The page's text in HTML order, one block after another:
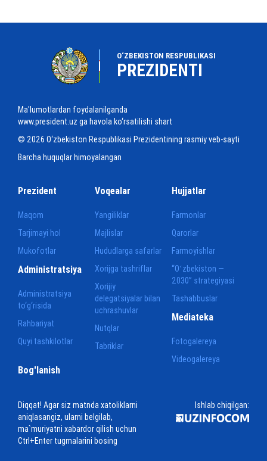
O‘ZBEKISTON RESPUBLIKASI
PREZIDENTI
Ma'lumotlardan foydalanilganda
www.president.uz ga havola ko‘rsatilishi shart
© 2026 O‘zbekiston Respublikasi Prezidentining rasmiy veb-sayti
Barcha huquqlar himoyalangan
Prezident
Maqom
Tarjimayi hol
Mukofotlar
Voqealar
Yangiliklar
Majlislar
Hududlarga safarlar
Xorijga tashriflar
Xorijiy
delegatsiyalar bilan
uchrashuvlar
Nutqlar
Tabriklar
Hujjatlar
Farmonlar
Qarorlar
Farmoyishlar
“Oʻzbekiston —
2030” strategiyasi
Tashabbuslar
Administratsiya
Administratsiya
to‘g‘risida
Rahbariyat
Quyi tashkilotlar
Mediateka
Fotogalereya
Videogalereya
Bog'lanish
Diqqat! Agar siz matnda xatoliklarni
aniqlasangiz, ularni belgilab,
ma`muriyatni xabardor qilish uchun
Ctrl+Enter tugmalarini bosing
Ishlab chiqilgan: